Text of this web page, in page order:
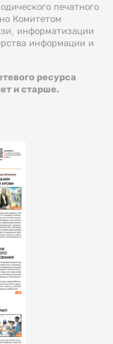
печатного
Комитетом
информатизации
информации и
ресурса
и старше.